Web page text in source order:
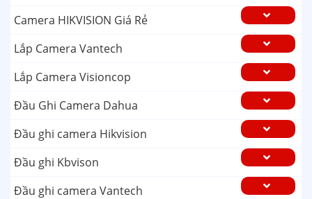
Camera HIKVISION Giá Rẻ
Lắp Camera Vantech
Lắp Camera Visioncop
Đầu Ghi Camera Dahua
Đầu ghi camera Hikvision
Đầu ghi Kbvison
Đầu ghi camera Vantech